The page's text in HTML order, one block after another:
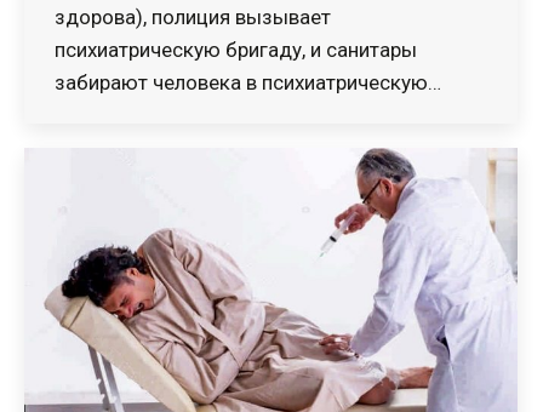
здорова), полиция вызывает
психиатрическую бригаду, и санитары
забирают человека в психиатрическую…